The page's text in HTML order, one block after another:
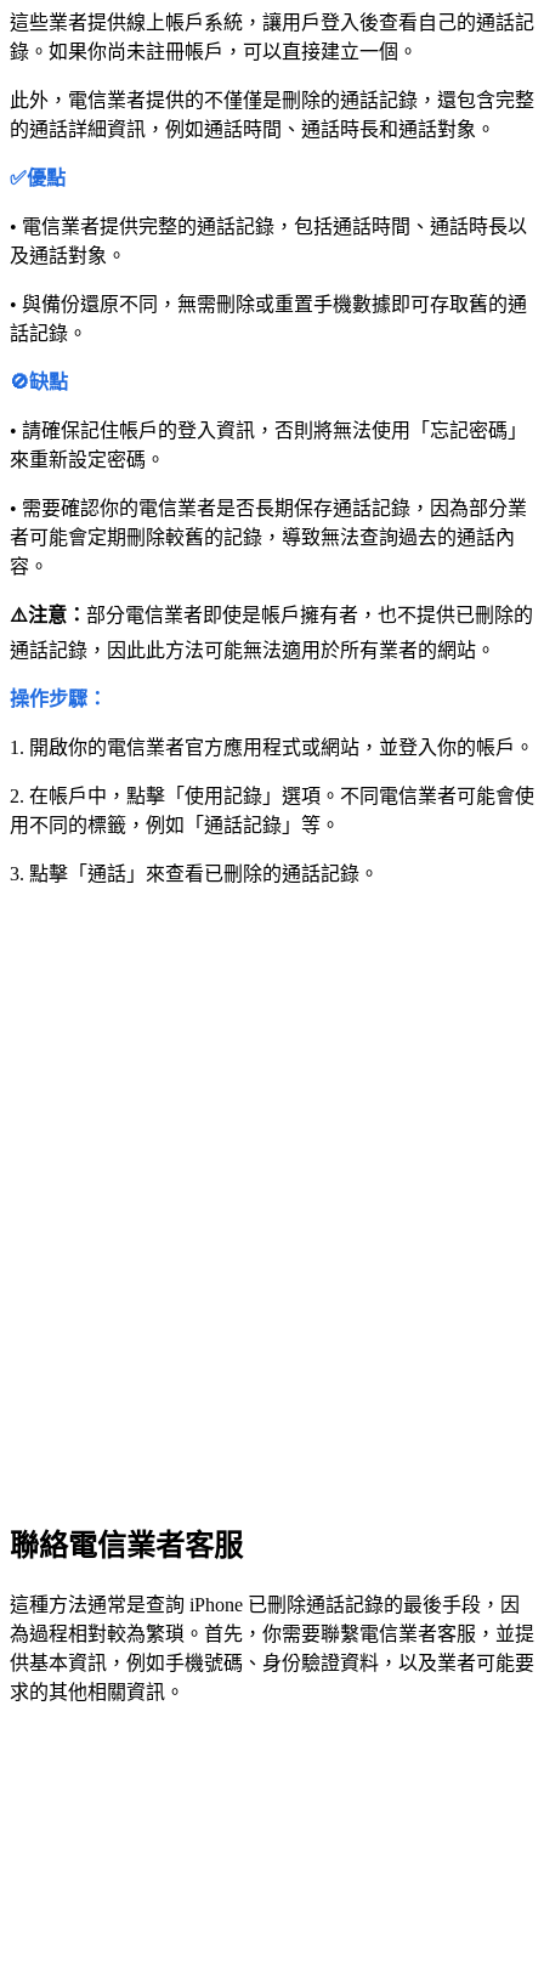
這些業者提供線上帳戶系統，讓用戶登入後查看自己的通話記
錄。如果你尚未註冊帳戶，可以直接建立一個。
此外，電信業者提供的不僅僅是刪除的通話記錄，還包含完整
的通話詳細資訊，例如通話時間、通話時長和通話對象。
✅優點
• 電信業者提供完整的通話記錄，包括通話時間、通話時長以
及通話對象。
• 與備份還原不同，無需刪除或重置手機數據即可存取舊的通
話記錄。
🚫缺點
• 請確保記住帳戶的登入資訊，否則將無法使用「忘記密碼」
來重新設定密碼。
• 需要確認你的電信業者是否長期保存通話記錄，因為部分業
者可能會定期刪除較舊的記錄，導致無法查詢過去的通話內
容。
⚠️注意： 部分電信業者即使是帳戶擁有者，也不提供已刪除的
通話記錄，因此此方法可能無法適用於所有業者的網站。
操作步驟：
1. 開啟你的電信業者官方應用程式或網站，並登入你的帳戶。
2. 在帳戶中，點擊「使用記錄」選項。不同電信業者可能會使
用不同的標籤，例如「通話記錄」等。
3. 點擊「通話」來查看已刪除的通話記錄。
聯絡電信業者客服
這種方法通常是查詢 iPhone 已刪除通話記錄的最後手段，因
為過程相對較為繁瑣。首先，你需要聯繫電信業者客服，並提
供基本資訊，例如手機號碼、身份驗證資料，以及業者可能要
求的其他相關資訊。